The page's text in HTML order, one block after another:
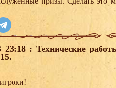
23:18 : Технические